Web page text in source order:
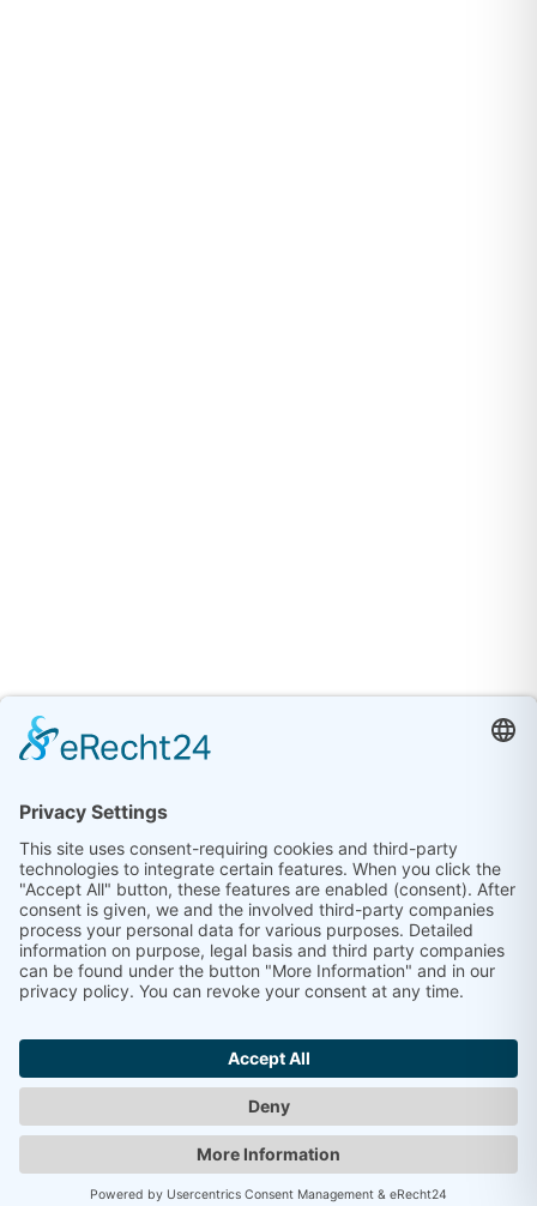
© 2026eva service GmbH | Leipziger Strasse 70 |
06108 Halle (Saale) |Impressum|Datenschutz |
Kontakt
Latviešu